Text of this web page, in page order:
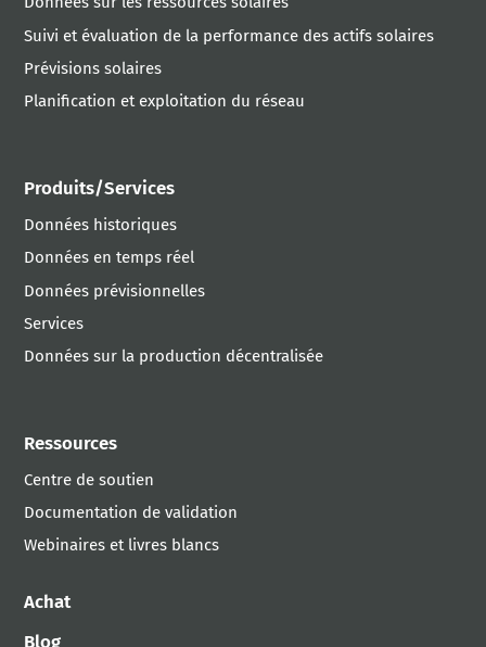
Suivi et évaluation de la performance des actifs solaires
Prévisions solaires
Planification et exploitation du réseau
Produits/Services
Données historiques
Données en temps réel
Données prévisionnelles
Services
Données sur la production décentralisée
Ressources
Centre de soutien
Documentation de validation
Webinaires et livres blancs
Achat
Blog